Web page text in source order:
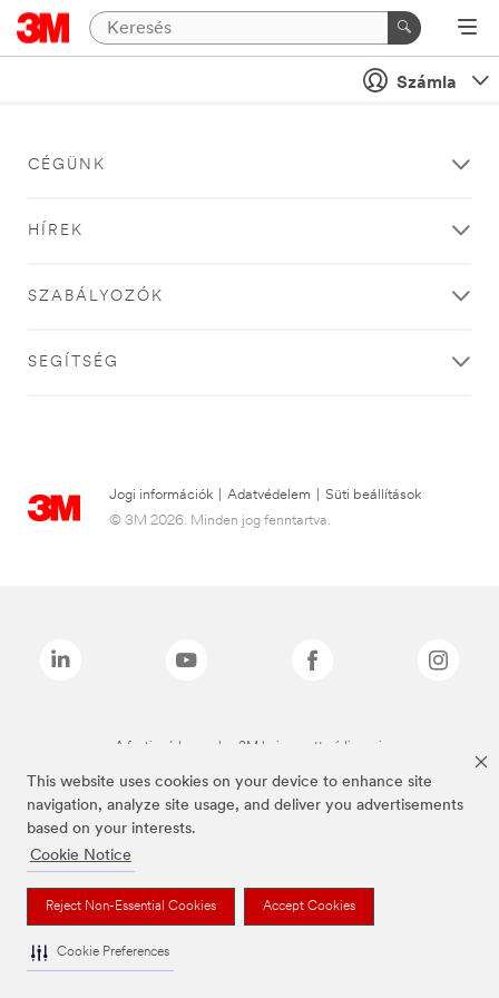
This website uses cookies on your device to enhance site
navigation, analyze site usage, and deliver you advertisements
based on your interests.
Cookie Notice
Reject Non-Essential Cookies Accept Cookies
Cookie Preferences
Számla
CÉGÜNK
HÍREK
SZABÁLYOZÓK
SEGÍTSÉG
Jogi információk Adatvédelem
Süti beállítások
© 3M 2026. Minden jog fenntartva.
A fenti márkanevek a 3M bejegyzett védjegyei.